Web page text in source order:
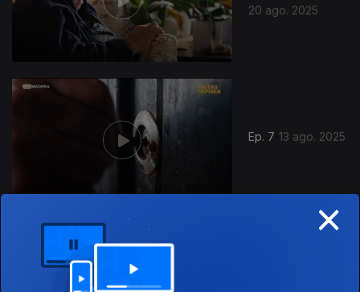
20 ago. 2025
Ep. 7 13 ago. 2025
×